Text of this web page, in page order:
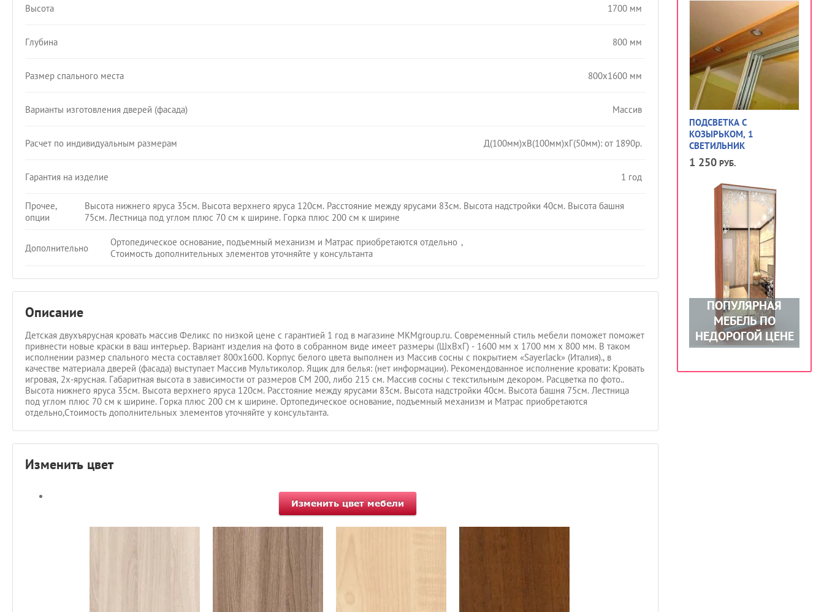
ПОДСВЕТКА С
КОЗЫРЬКОМ, 1
СВЕТИЛЬНИК
1 250 РУБ.
ПОПУЛЯРНАЯ
МЕБЕЛЬ ПО
НЕДОРОГОЙ ЦЕНЕ
Высота 1700 мм
Глубина 800 мм
Размер спального места 800х1600 мм
Варианты изготовления дверей (фасада) Массив
Расчет по индивидуальным размерам Д(100мм)хВ(100мм)хГ(50мм): от 1890р.
Гарантия на изделие 1 год
Прочее,
опции
Высота нижнего яруса 35см. Высота верхнего яруса 120см. Расстояние между ярусами 83см. Высота надстройки 40см. Высота башня
75см. Лестница под углом плюс 70 см к ширине. Горка плюс 200 см к ширине
Дополнительно Ортопедическое основание, подъемный механизм и Матрас приобретаются отдельно ,
Стоимость дополнительных элементов уточняйте у консультанта
Описание
Детская двухъярусная кровать массив Феликс по низкой цене с гарантией 1 год в магазине MKMgroup.ru. Современный стиль мебели поможет поможет
привнести новые краски в ваш интерьер. Вариант изделия на фото в собранном виде имеет размеры (ШхВхГ) - 1600 мм х 1700 мм х 800 мм. В таком
исполнении размер спального места составляет 800х1600. Корпус белого цвета выполнен из Массив сосны с покрытием «Sayerlack» (Италия)., в
качестве материала дверей (фасада) выступает Массив Мультиколор. Ящик для белья: (нет информации). Рекомендованное исполнение кровати: Кровать
игровая, 2х-ярусная. Габаритная высота в зависимости от размеров СМ 200, либо 215 см. Массив сосны с текстильным декором. Расцветка по фото..
Высота нижнего яруса 35см. Высота верхнего яруса 120см. Расстояние между ярусами 83см. Высота надстройки 40см. Высота башня 75см. Лестница
под углом плюс 70 см к ширине. Горка плюс 200 см к ширине. Ортопедическое основание, подъемный механизм и Матрас приобретаются
отдельно,Стоимость дополнительных элементов уточняйте у консультанта.
Изменить цвет